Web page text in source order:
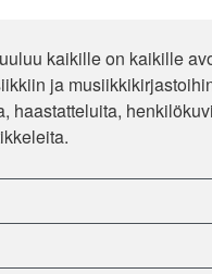
kaikille on kaikille
ja
haastatteluita,